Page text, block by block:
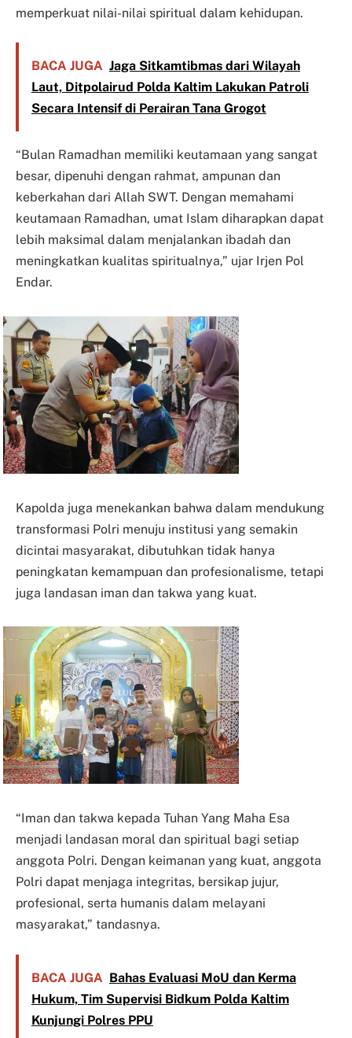
memperkuat nilai-nilai spiritual dalam kehidupan.
BACA JUGA Jaga Sitkamtibmas dari Wilayah
Laut, Ditpolairud Polda Kaltim Lakukan Patroli
Secara Intensif di Perairan Tana Grogot
“Bulan Ramadhan memiliki keutamaan yang sangat
besar, dipenuhi dengan rahmat, ampunan dan
keberkahan dari Allah SWT. Dengan memahami
keutamaan Ramadhan, umat Islam diharapkan dapat
lebih maksimal dalam menjalankan ibadah dan
meningkatkan kualitas spiritualnya,” ujar Irjen Pol
Endar.
Kapolda juga menekankan bahwa dalam mendukung
transformasi Polri menuju institusi yang semakin
dicintai masyarakat, dibutuhkan tidak hanya
peningkatan kemampuan dan profesionalisme, tetapi
juga landasan iman dan takwa yang kuat.
“Iman dan takwa kepada Tuhan Yang Maha Esa
menjadi landasan moral dan spiritual bagi setiap
anggota Polri. Dengan keimanan yang kuat, anggota
Polri dapat menjaga integritas, bersikap jujur,
profesional, serta humanis dalam melayani
masyarakat,” tandasnya.
BACA JUGA Bahas Evaluasi MoU dan Kerma
Hukum, Tim Supervisi Bidkum Polda Kaltim
Kunjungi Polres PPU